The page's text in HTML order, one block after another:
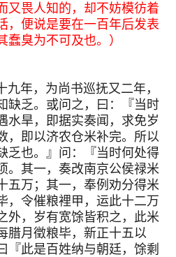
又畏人知的，却不妨模彷着
，便说是要在一百年后发表
蠢臭为不可及也。）
年，为尚书巡抚又二年，
缺乏。或问之，曰：『当时
水旱，即据实奏闻，求免岁
，即以济农仓米补完。所以
乏也。』问：『当时何处得
。其一，奏改南京公侯禄米
五万；其一，奉例劝分得米
，令催粮裡甲，运此十二万
外，岁有宽馀皆积之，此米
腊月徵粮毕，新正十五以
『此是百姓纳与朝廷，馀剩